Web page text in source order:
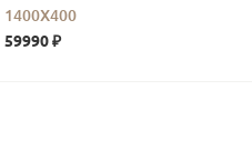
1400Х400
59990 ₽